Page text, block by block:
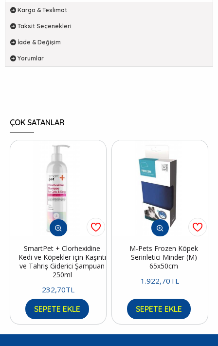
Kargo & Teslimat
Taksit Seçenekleri
İade & Değişim
Yorumlar
ÇOK SATANLAR
SmartPet + Clorhexidine
Kedi ve Köpekler için Kaşıntı
ve Tahriş Giderici Şampuan
250ml
232,70TL
SEPETE EKLE
M-Pets Frozen Köpek
Serinletici Minder (M)
65x50cm
1.922,70TL
SEPETE EKLE